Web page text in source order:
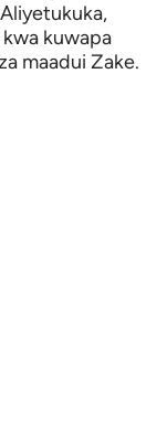
kuwapa
maadui Zake.